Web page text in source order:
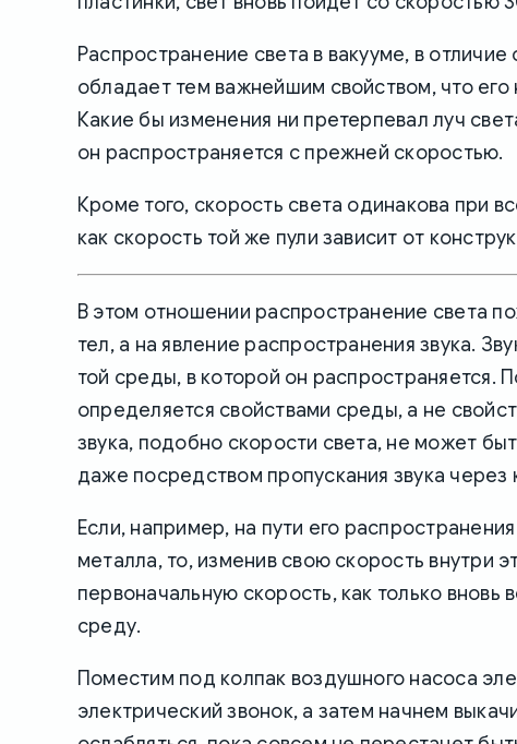
Распространение света в вакууме, в
обладает тем важнейшим свойством, что его
Какие бы изменения ни претерпевал луч
он распространяется с прежней скоростью.
Кроме того, скорость света одинакова при
как скорость той же пули зависит от
В этом отношении распространение света
тел, а на явление распространения звука.
той среды, в которой он распространяется.
определяется свойствами среды, а не
звука, подобно скорости света, не может
даже посредством пропускания звука через
Если, например, на пути его
металла, то, изменив свою скорость внутри
первоначальную скорость, как только вновь
среду.
Поместим под колпак воздушного насоса
электрический звонок, а затем начнем